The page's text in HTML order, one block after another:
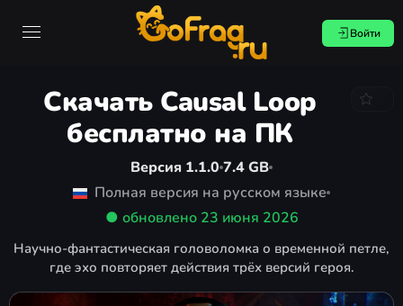
Войти
Скачать Causal Loop
бесплатно на ПК
Версия 1.1.0 7.4 GB
Полная версия на русском языке
● обновлено 23 июня 2026
Научно-фантастическая головоломка о временной петле,
где эхо повторяет действия трёх версий героя.